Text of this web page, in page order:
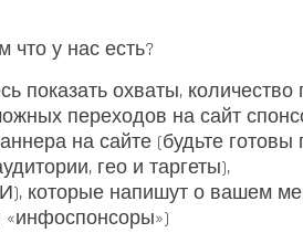
что у нас есть?
показать охваты,
переходов на сайт
на сайте (будьте готовы
гео и таргеты),
которые напишут о вашем